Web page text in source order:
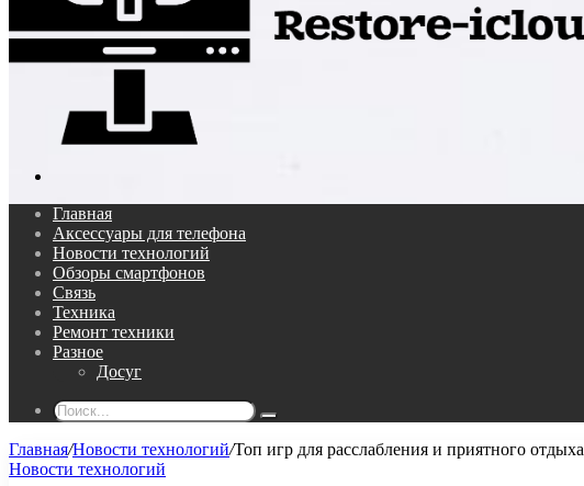
Главная
Аксессуары для телефона
Новости технологий
Обзоры смартфонов
Связь
Техника
Ремонт техники
Разное
Досуг
Поиск...
Главная/Новости технологий/Топ игр для расслабления и приятного отдыха
Новости технологий